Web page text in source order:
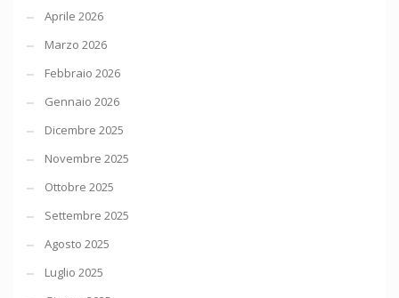
Aprile 2026
Marzo 2026
Febbraio 2026
Gennaio 2026
Dicembre 2025
Novembre 2025
Ottobre 2025
Settembre 2025
Agosto 2025
Luglio 2025